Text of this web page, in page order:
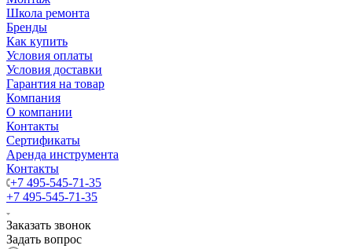
Школа ремонта
Бренды
Как купить
Условия оплаты
Условия доставки
Гарантия на товар
Компания
О компании
Контакты
Сертификаты
Аренда инструмента
Контакты
+7 495-545-71-35
+7 495-545-71-35
Заказать звонок
Задать вопрос